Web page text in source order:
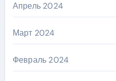
Апрель 2024
Март 2024
Февраль 2024